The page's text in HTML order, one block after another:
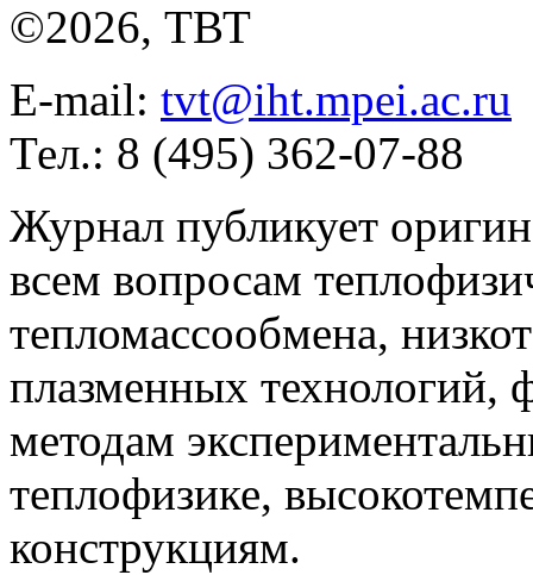
©2026, ТВТ
E-mail: tvt@iht.mpei.ac.ru
Тел.: 8 (495) 362-07-88
Журнал публикует
всем вопросам
тепломассообмена,
плазменных технологий,
методам
теплофизике,
конструкциям.